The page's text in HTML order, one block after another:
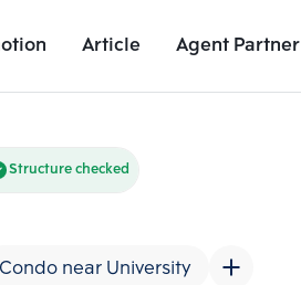
Article Agent Partner
Unit Details
Structure checked
Condo near University